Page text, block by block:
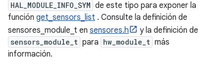
HAL_MODULE_INFO_SYM de este tipo para exponer la
función get_sensors_list . Consulte la definición de
sensores_module_t en sensores.h y la definición de
sensors_module_t para hw_module_t más
información.